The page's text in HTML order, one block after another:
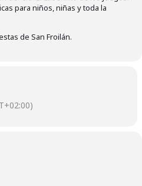
para niños, niñas y toda la
de San Froilán.